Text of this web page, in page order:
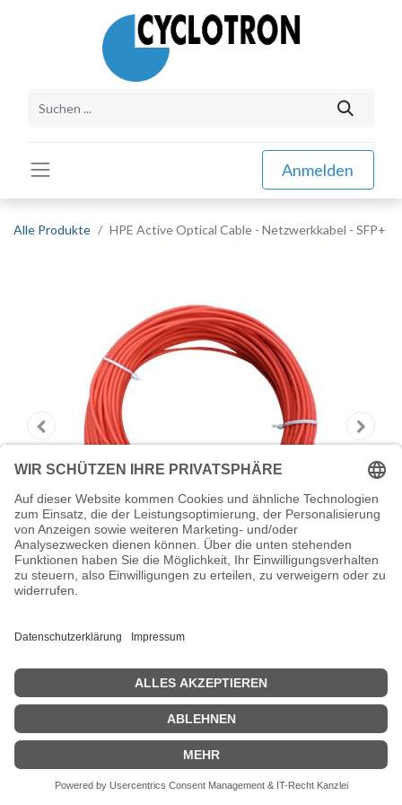
Anmelden
Alle Produkte HPE Active Optical Cable - Netzwerkkabel - SFP+
Netzwerkkabel - SFP+
HPE Active Optical Cable - Netzwerkkabel - SFP+ zu SFP+ - 20 m -
Glasfaser - aktiv - für FlexFabric 12902, 5930 32; Networking
Comware 2150 16, 2150 24, 2150 48, 2150 8p, 5150L 24
Zeige Preise inklusiv MwSt. (Brutto)
439,88€ inkl. MwSt.